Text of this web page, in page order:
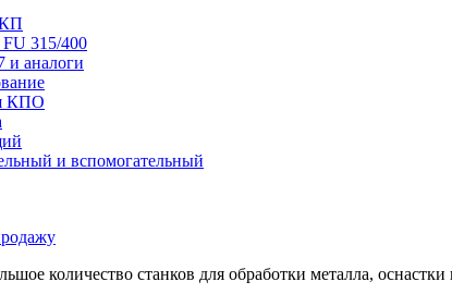
FU 315/400
и аналоги
КПО
и вспомогательный
количество станков для обработки металла, оснастки